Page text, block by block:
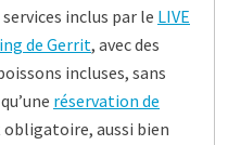
inclus par le LIVE
de Gerrit, avec des
incluses, sans
réservation de
obligatoire, aussi bien